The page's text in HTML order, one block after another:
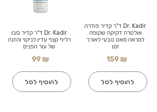
Dr. Kadir ד"ר קדיר סבו
רליף קצף עדין לניקוי והזנה
של עור הפנים
99 ₪
להוסיף לסל
Dr. Kadir ד"ר קדיר פודרה
אולטרה דקיקה שקופה
למראה מאט טבעי לאורך
זמן
159 ₪
להוסיף לסל